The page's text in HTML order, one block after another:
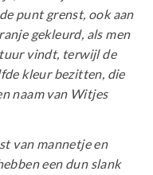
punt grenst, ook aan
gekleurd, als men
vindt, terwijl de
kleur bezitten, die
naam van Witjes
van mannetje en
een dun slank